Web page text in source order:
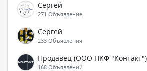
Сергей
271 Объявление
Сергей
233 Объявления
Продавец (ООО ПКФ "Контакт")
168 Объявлений